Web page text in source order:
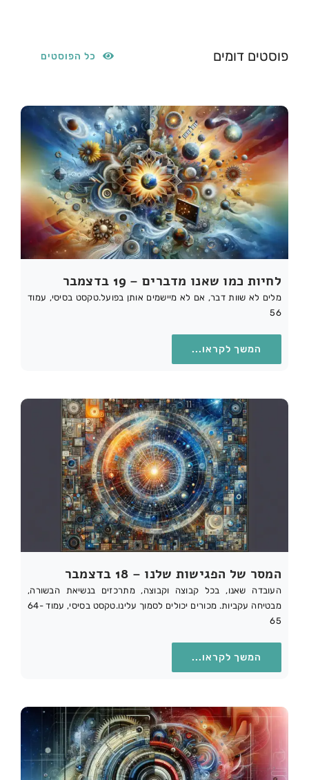
פוסטים דומים כל הפוסטים
לחיות כמו שאנו מדברים – 19 בדצמבר
מלים לא שוות דבר, אם לא מיישמים אותן בפועל.טקסט בסיסי, עמוד
56
המשך לקראו...
המסר של הפגישות שלנו – 18 בדצמבר
העובדה שאנו, בכל קבוצה וקבוצה, מתרכזים בנשיאת הבשורה,
מבטיחה עקביות. מכורים יכולים לסמוך עלינו.טקסט בסיסי, עמוד 64-
65
המשך לקראו...